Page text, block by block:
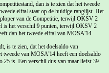
dan is te zien dat het tweede
elftal staat op de huidige ranglijst. Het
van de Competitie, terwijl OKSV 2
is het verschil 9 punten, terwijl OKSV 2
dan het tweede elftal van MOSA'14.
is te zien, dat het doelsaldo van
van MOSA'14 heeft een doelsaldo
is. Een verschil dus van maar liefst 39